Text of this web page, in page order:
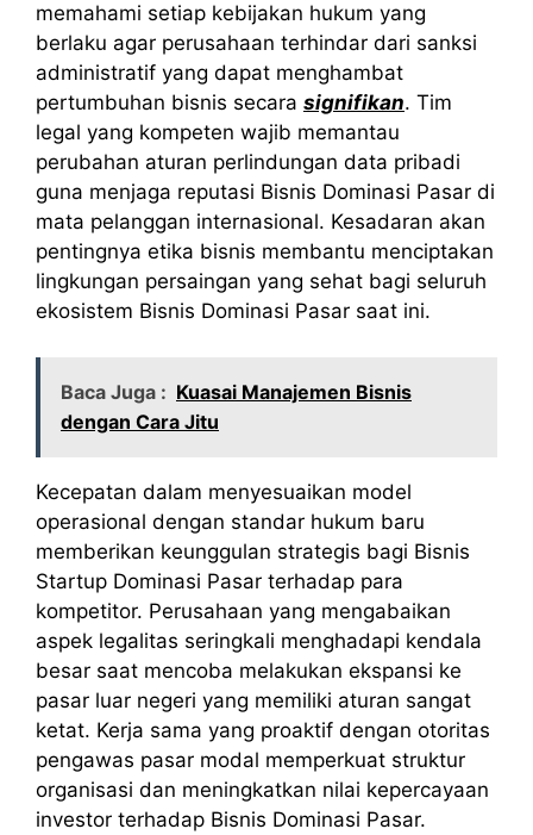
memahami setiap kebijakan hukum yang
berlaku agar perusahaan terhindar dari sanksi
administratif yang dapat menghambat
pertumbuhan bisnis secara signifikan. Tim
legal yang kompeten wajib memantau
perubahan aturan perlindungan data pribadi
guna menjaga reputasi Bisnis Dominasi Pasar di
mata pelanggan internasional. Kesadaran akan
pentingnya etika bisnis membantu menciptakan
lingkungan persaingan yang sehat bagi seluruh
ekosistem Bisnis Dominasi Pasar saat ini.
Baca Juga : Kuasai Manajemen Bisnis
dengan Cara Jitu
Kecepatan dalam menyesuaikan model
operasional dengan standar hukum baru
memberikan keunggulan strategis bagi Bisnis
Startup Dominasi Pasar terhadap para
kompetitor. Perusahaan yang mengabaikan
aspek legalitas seringkali menghadapi kendala
besar saat mencoba melakukan ekspansi ke
pasar luar negeri yang memiliki aturan sangat
ketat. Kerja sama yang proaktif dengan otoritas
pengawas pasar modal memperkuat struktur
organisasi dan meningkatkan nilai kepercayaan
investor terhadap Bisnis Dominasi Pasar.